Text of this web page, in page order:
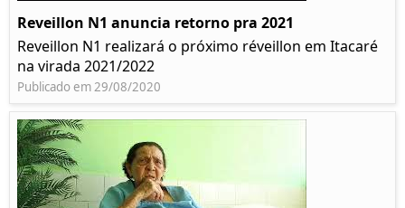
Reveillon N1 anuncia retorno pra 2021
Reveillon N1 realizará o próximo réveillon em Itacaré
na virada 2021/2022
Publicado em 29/08/2020